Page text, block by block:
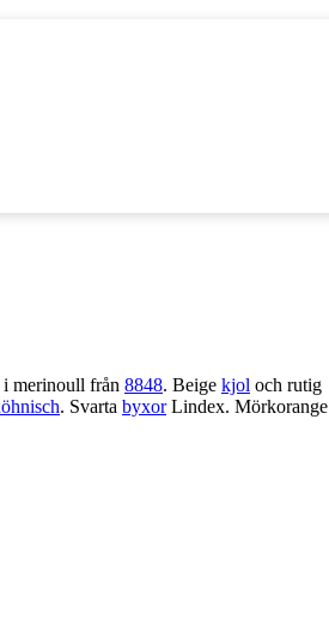
merinoull från 8848. Beige kjol och rutig
. Svarta byxorLindex. Mörkorange